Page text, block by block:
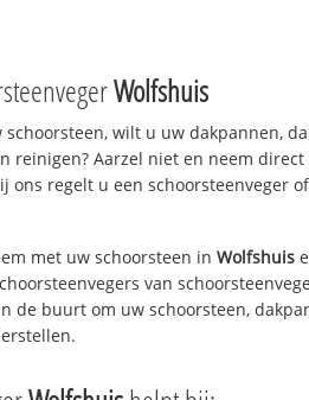
Wolfshuis
schoorsteen, wilt u uw dakpannen,
reinigen? Aarzel niet en neem
ons regelt u een schoorsteenveger
met uw schoorsteen in Wolfshuis
van
de buurt om uw schoorsteen,